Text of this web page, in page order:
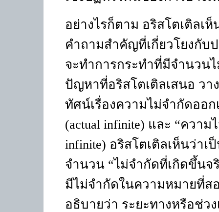
อย่างไรก็ตาม อริสโตเติลเ
คำถามสำคัญที่เกี่ยวโยงกับ
จะทำการกระทำที่มีจำนวน
ปัญหาที่อริสโตเติลเสนอ ว
ทัศน์เรื่องความไม่จำกัดออ
(actual infinite) และ “ความ
infinite) อริสโตเติลเห็นว่าเ
จำนวน “ไม่จำกัดที่เกิดขึ้นจ
มีไม่จำกัดในความหมายที่ส
อธิบายว่า ระยะทางหรือช่ว